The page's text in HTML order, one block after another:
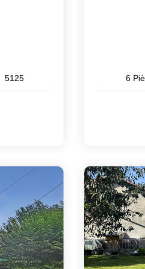
5125 6